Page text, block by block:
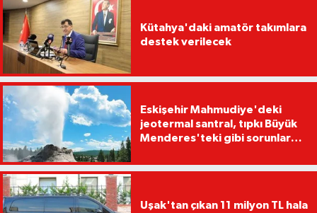
Kütahya'daki amatör takımlara
destek verilecek
Eskişehir Mahmudiye'deki
jeotermal santral, tıpkı Büyük
Menderes'teki gibi sorunlara
Uşak'tan çıkan 11 milyon TL hala